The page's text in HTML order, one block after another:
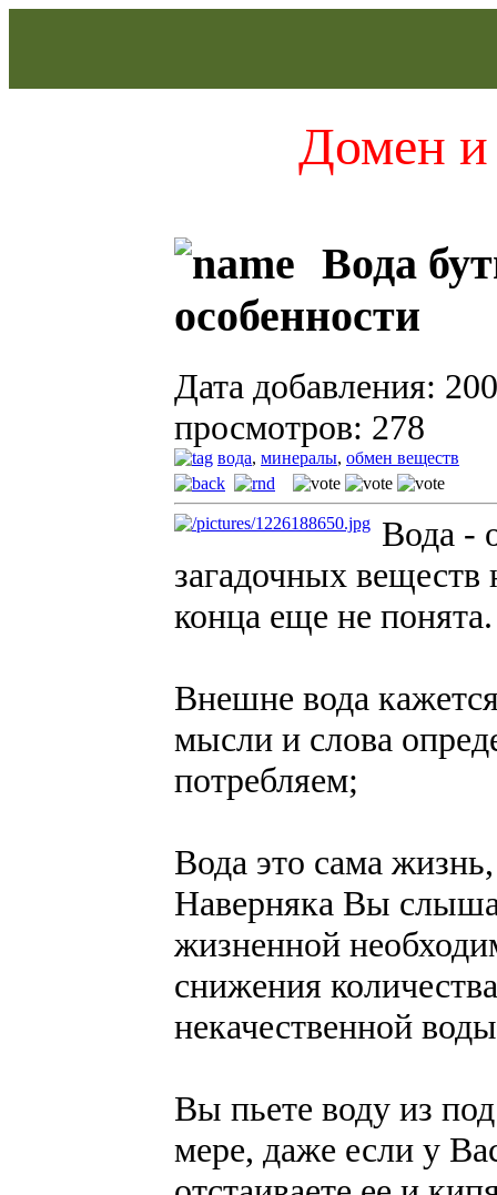
Домен и
Вода
особенности
Дата добавления:
просмотров: 278
вода, минералы, обмен веществ
Вода -
загадочных веществ
конца еще не понята.
Внешне вода
мысли и слова
потребляем;
Вода это сама
Наверняка Вы
жизненной
снижения
некачественной
Вы пьете воду из
мере, даже если у